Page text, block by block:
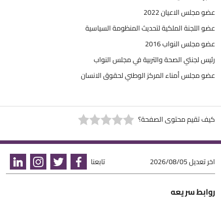
عضو مجلس الاعيان 2022
عضو اللجنة الملكية لتحديث المنظومة السياسية
عضو مجلس النواب 2016
رئيس لجنتي الصحة والتربية في مجلس النواب
عضو مجلس أمناء المركز الوطني لحقوق الانسان
كيف تقيم محتوى الصفحة؟
اخر تعديل2026/08/05 تابعنا
روابط سريعه